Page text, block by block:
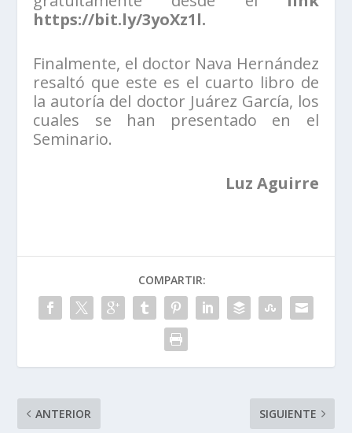
https://bit.ly/3yoXz1l.
Finalmente, el doctor Nava Hernández
resaltó que este es el cuarto libro de
la autoría del doctor Juárez García, los
cuales se han presentado en el
Seminario.
Luz Aguirre
COMPARTIR:
ANTERIOR SIGUIENTE